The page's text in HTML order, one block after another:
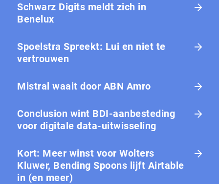
Schwarz Digits meldt zich in
Benelux
Spoelstra Spreekt: Lui en niet te
vertrouwen
Mistral waait door ABN Amro
Conclusion wint BDI-aanbesteding
voor digitale data-uitwisseling
Kort: Meer winst voor Wolters
Kluwer, Bending Spoons lijft Airtable
in (en meer)